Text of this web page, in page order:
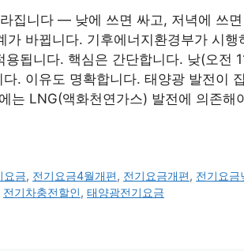
집니다 — 낮에 쓰면 싸고, 저녁에 쓰
바뀝니다. 기후에너지환경부가 시행
용됩니다. 핵심은 간단합니다. 낮(오전
. 이유도 명확합니다. 태양광 발전이
는 LNG(액화천연가스) 발전에 의존해
요금, 전기요금4월개편, 전기요금개편, 전기요금
전기차충전할인, 태양광전기요금